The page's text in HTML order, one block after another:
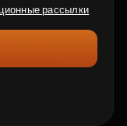
рассылки